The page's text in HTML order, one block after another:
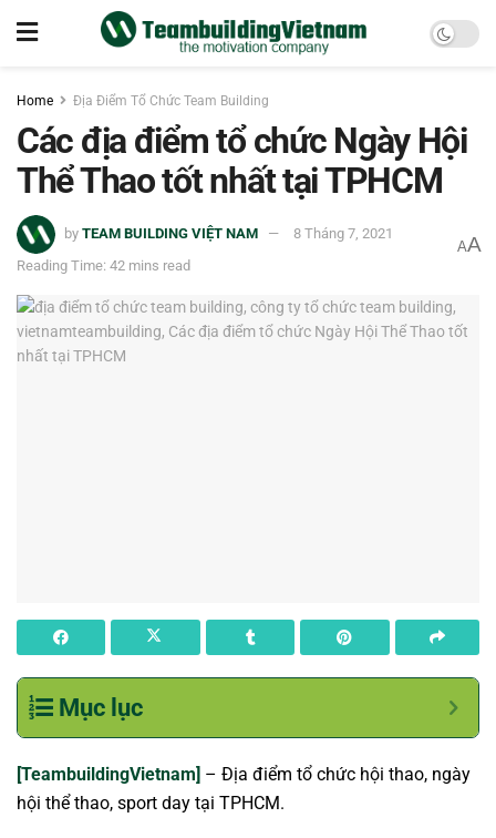
Home Địa Điểm Tổ Chức Team Building
Các địa điểm tổ chức Ngày Hội
Thể Thao tốt nhất tại TPHCM
by TEAM BUILDING VIỆT NAM
8 Tháng 7, 2021
Reading Time: 42 mins read
AA
Mục lục
[TeambuildingVietnam] – Địa điểm tổ chức hội thao, ngày
hội thể thao, sport day tại TPHCM.